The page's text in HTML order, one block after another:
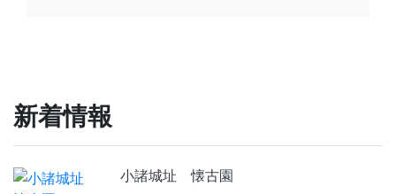
新着情報
小諸城址 懐古園